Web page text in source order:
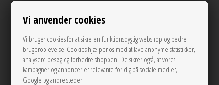
Vi anvender cookies
Vi bruger cookies for at sikre en funktionsdygtig webshop og bedre
brugeroplevelse. Cookies hjælper os med at lave anonyme statistikker,
analysere besøg og forbedre shoppen. De sikrer også, at vores
kampagner og annoncer er relevante for dig på sociale medier,
Google og andre steder.
Ikke på lager
Send mail når varen kommer på lager igen
100,00DKK